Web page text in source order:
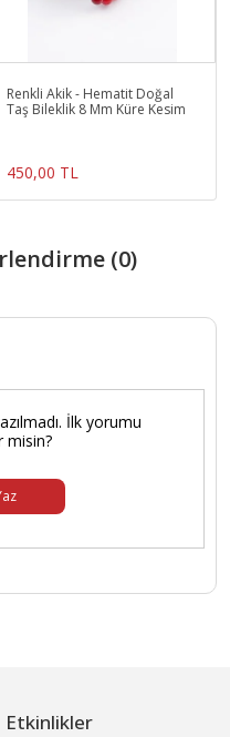
Renkli Akik - Hematit Doğal
Taş Bileklik 8 Mm Küre Kesim
450,00 TL
(0)
İlk yorumu
misin?
Etkinlikler